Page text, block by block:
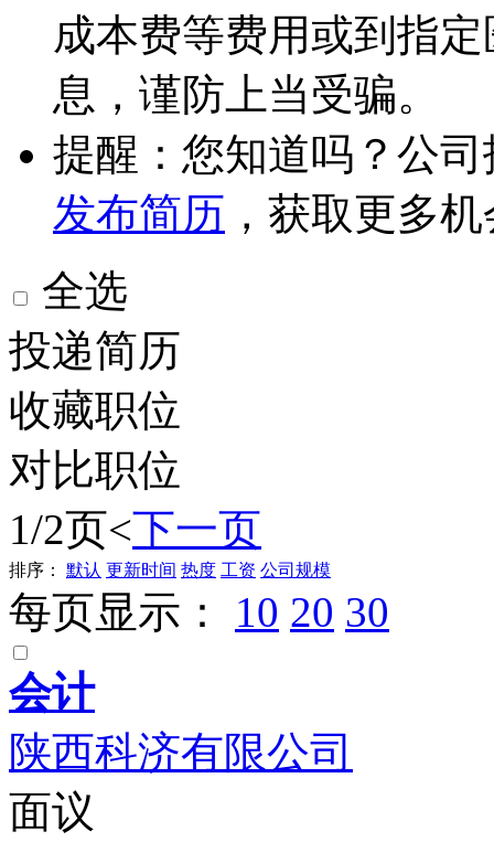
成本费等费用或到指
息，谨防上当受骗。
提醒：您知道吗？公
发布简历 ，获取更多
全选
投递简历
收藏职位
对比职位
1/2页<下一页
排序： 默认 更新时间 热度 工资 公司规模
每页显示： 10 20 30
会计
陕西科济有限公司
面议